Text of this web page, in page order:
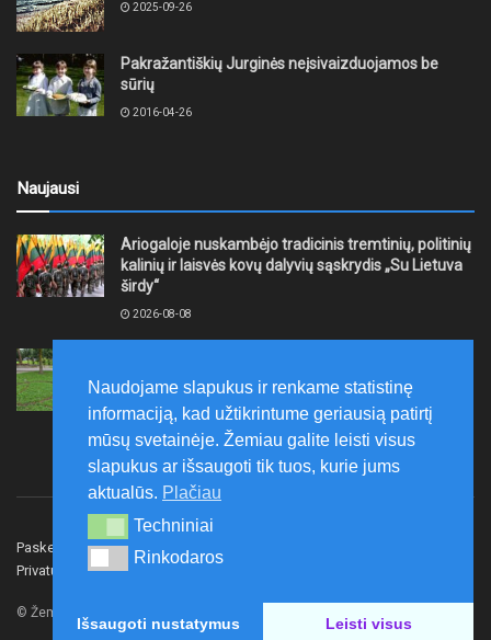
2025-09-26
Pakražantiškių Jurginės neįsivaizduojamos be
sūrių
2016-04-26
Naujausi
Ariogaloje nuskambėjo tradicinis tremtinių, politinių
kalinių ir laisvės kovų dalyvių sąskrydis „Su Lietuva
širdy“
2026-08-08
laikytis Kelių eismo taisyklių, tausoti aplinką
2026-08-08
Paskelbk naujieną Rašyti redakcijai
Privatumo politika
© Žemaitijos gidas.
Naudojame slapukus ir renkame statistinę
informaciją, kad užtikrintume geriausią patirtį
mūsų svetainėje. Žemiau galite leisti visus
slapukus ar išsaugoti tik tuos, kurie jums
aktualūs. Plačiau
Techniniai
Techniniai
Rinkodaros
Rinkodaros
Išsaugoti nustatymus Leisti visus